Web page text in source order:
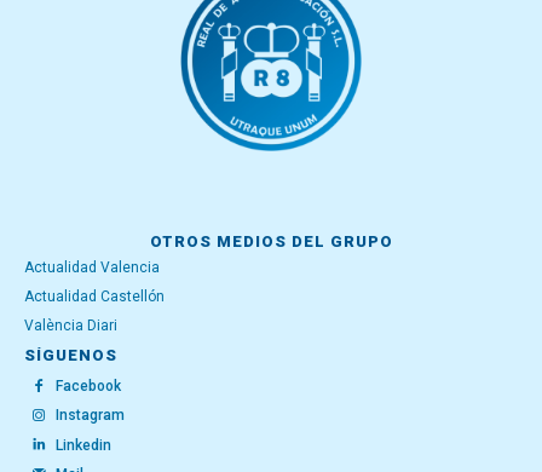
OTROS MEDIOS DEL GRUPO
Actualidad Valencia
Actualidad Castellón
València Diari
SÍGUENOS
Facebook
Instagram
Linkedin